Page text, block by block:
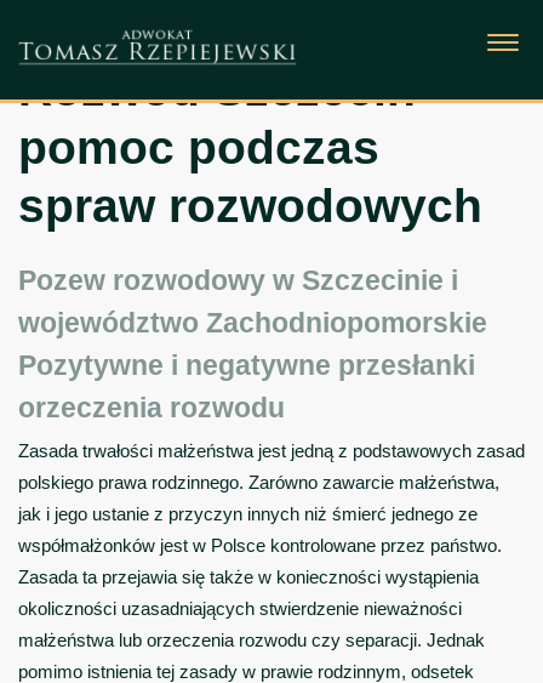
Rozwód Szczecin -
pomoc podczas
spraw rozwodowych
Pozew rozwodowy w Szczecinie i
województwo Zachodniopomorskie
Pozytywne i negatywne przesłanki
orzeczenia rozwodu
Zasada trwałości małżeństwa jest jedną z podstawowych zasad
polskiego prawa rodzinnego. Zarówno zawarcie małżeństwa,
jak i jego ustanie z przyczyn innych niż śmierć jednego ze
współmałżonków jest w Polsce kontrolowane przez państwo.
Zasada ta przejawia się także w konieczności wystąpienia
okoliczności uzasadniających stwierdzenie nieważności
małżeństwa lub orzeczenia rozwodu czy separacji. Jednak
pomimo istnienia tej zasady w prawie rodzinnym, odsetek